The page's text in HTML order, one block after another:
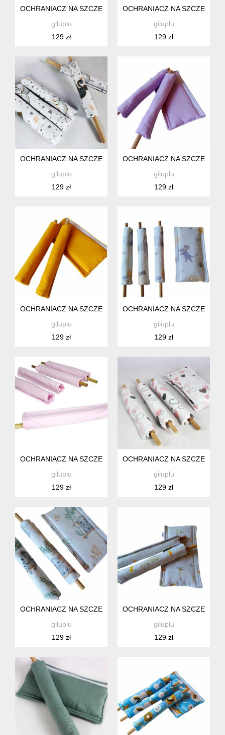
OCHRANIACZ NA SZCZEBELKI ŁÓŻECZKA, KOŁYSKI DLA
giluplu
129 zł
OCHRANIACZ NA
giluplu
129 zł
OCHRANIACZ NA SZCZEBELKI ŁÓŻECZKA, KOŁYSKI DLA
giluplu
129 zł
OCHRANIACZ NA
giluplu
129 zł
OCHRANIACZ NA SZCZEBELKI ŁÓŻECZKA, KOŁYSKI DLA
giluplu
129 zł
OCHRANIACZ NA
giluplu
129 zł
OCHRANIACZ NA SZCZEBELKI ŁÓŻECZKA, KOŁYSKI DLA
giluplu
129 zł
OCHRANIACZ NA
giluplu
129 zł
OCHRANIACZ NA SZCZEBELKI ŁÓŻECZKA, KOŁYSKI DLA
giluplu
129 zł
OCHRANIACZ NA
giluplu
129 zł